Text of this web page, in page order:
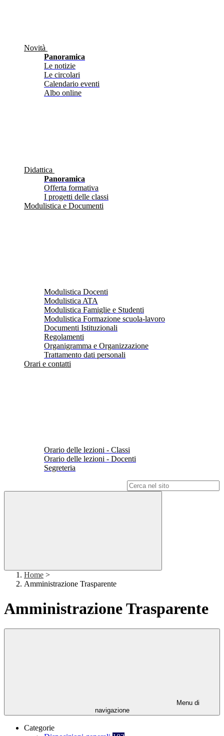
Novità
Panoramica
Le notizie
Le circolari
Calendario eventi
Albo online
Didattica
Panoramica
Offerta formativa
I progetti delle classi
Modulistica e Documenti
Modulistica Docenti
Modulistica ATA
Modulistica Famiglie e Studenti
Modulistica Formazione scuola-lavoro
Documenti Istituzionali
Regolamenti
Organigramma e Organizzazione
Trattamento dati personali
Orari e contatti
Orario delle lezioni - Classi
Orario delle lezioni - Docenti
Segreteria
Home >
Amministrazione Trasparente
Amministrazione Trasparente
Menu di
navigazione
Categorie